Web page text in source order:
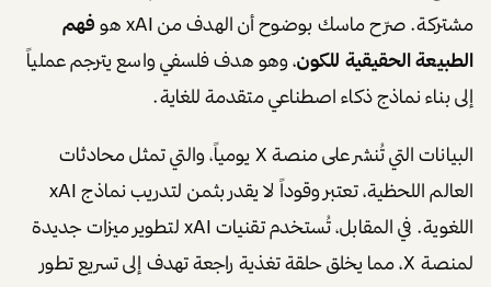
مشتركة. صرّح ماسك بوضوح أن الهدف من xAI هو
فهم
الطبيعة الحقيقية للكون، وهو هدف فلسفي واسع يترجم عملياً
إلى بناء نماذج ذكاء اصطناعي متقدمة للغاية.
البيانات التي تُنشر على منصة X يومياً، والتي تمثل محادثات
العالم اللحظية، تعتبر وقوداً لا يقدر بثمن لتدريب نماذج xAI
اللغوية. في المقابل، تُستخدم تقنيات xAI لتطوير ميزات جديدة
لمنصة X، مما يخلق حلقة تغذية راجعة تهدف إلى تسريع تطور